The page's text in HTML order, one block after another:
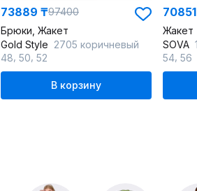
73889 ₸97400
Брюки, Жакет
Gold Style 2705 коричневый
48 50 52
В корзину
Жакет
SOVA
54 56